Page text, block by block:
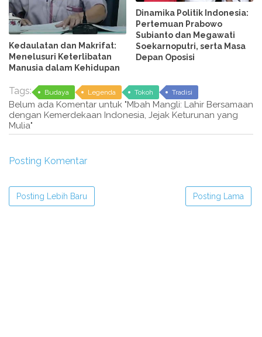
Kedaulatan dan Makrifat:
Menelusuri Keterlibatan
Manusia dalam Kehidupan
Dinamika Politik Indonesia:
Pertemuan Prabowo
Subianto dan Megawati
Soekarnoputri, serta Masa
Depan Oposisi
Tags: Budaya Legenda Tokoh Tradisi
Belum ada Komentar untuk "Mbah Mangli: Lahir Bersamaan
dengan Kemerdekaan Indonesia, Jejak Keturunan yang
Mulia"
Posting Komentar
Posting Lebih Baru Posting Lama